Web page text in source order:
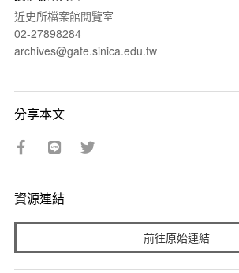
近史所檔案館閱覽室
02-27898284
archives@gate.sinica.edu.tw
分享本文
資源連結
前往原始連結